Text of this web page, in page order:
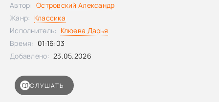
обидел», не дал способностей «ни к службе, ни к чему».
Трижды оказывается близок Бальзаминов к исполнению
желаний, и трижды судьба смеется над ним.В первой
части трилогии его выставляют из дома невесты со
словами: «Заходите! Нам без дураков скучно». Во второй
части – выгоняя, напоминают грубоватую пословицу о
провалиться». По пословице «дуракам – счастье»,
повезло, в конце концов, и бедному Бальзаминову...
СЛУШАТЬ
Автор: Островский Александр
Жанр: Классика
Исполнитель: Клюева Дарья
Время: 01:16:03
Добавлено: 23.05.2026